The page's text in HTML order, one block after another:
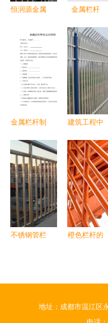
恒润源金属
可靠边界，
守护理想院
落
金属栏杆
的完美结合
金属栏杆制
务合同范本
建筑工程中
用可靠的防
护栏杆？
不锈钢管栏
橙色栏杆的
地址：成都市温江区